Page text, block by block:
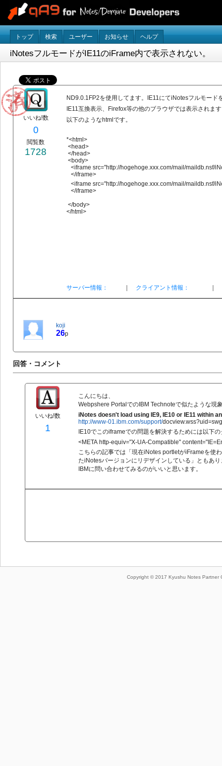
トップ 検索 ユーザー お知らせ ヘルプ
iNotesフルモードがIE11のiFrame内で表示されない。
いいね!数
0
閲覧数
1728
ND9.0.1FP2を使用してます。IE11にてiNotesフルモー
IE11互換表示、Firefox等の他のブラウザでは表示されま
以下のようなhtmlです。
*<html>
<head>
</head>
<body>
<iframe src="http://hogehoge.xxx.com/mail/maildb.nsf/
</iframe>
<iframe src="http://hogehoge.xxx.com/mail/maildb.nsf/
</iframe>
</body>
</html>
サーバー情報： クライアント情報：
koji
26p
回答・コメント
いいね!数
1
こんにちは、
Webpshere PortalでのIBM Technoteで似たような現
iNotes doesn't load using IE9, IE10 or IE11 within
http://www-01.ibm.com/support/
IE10でこのiframeでの問題を解決するためには以下
<META http-equiv="X-UA-Compatible"
こちらの記事では「現在iNotes portletがiFrameを使
たiNotesバージョンにリデザインしている」ともあ
IBMに問い合わせてみるのがいいと思います。
Copyright © 2017 Kyushu Notes Partner